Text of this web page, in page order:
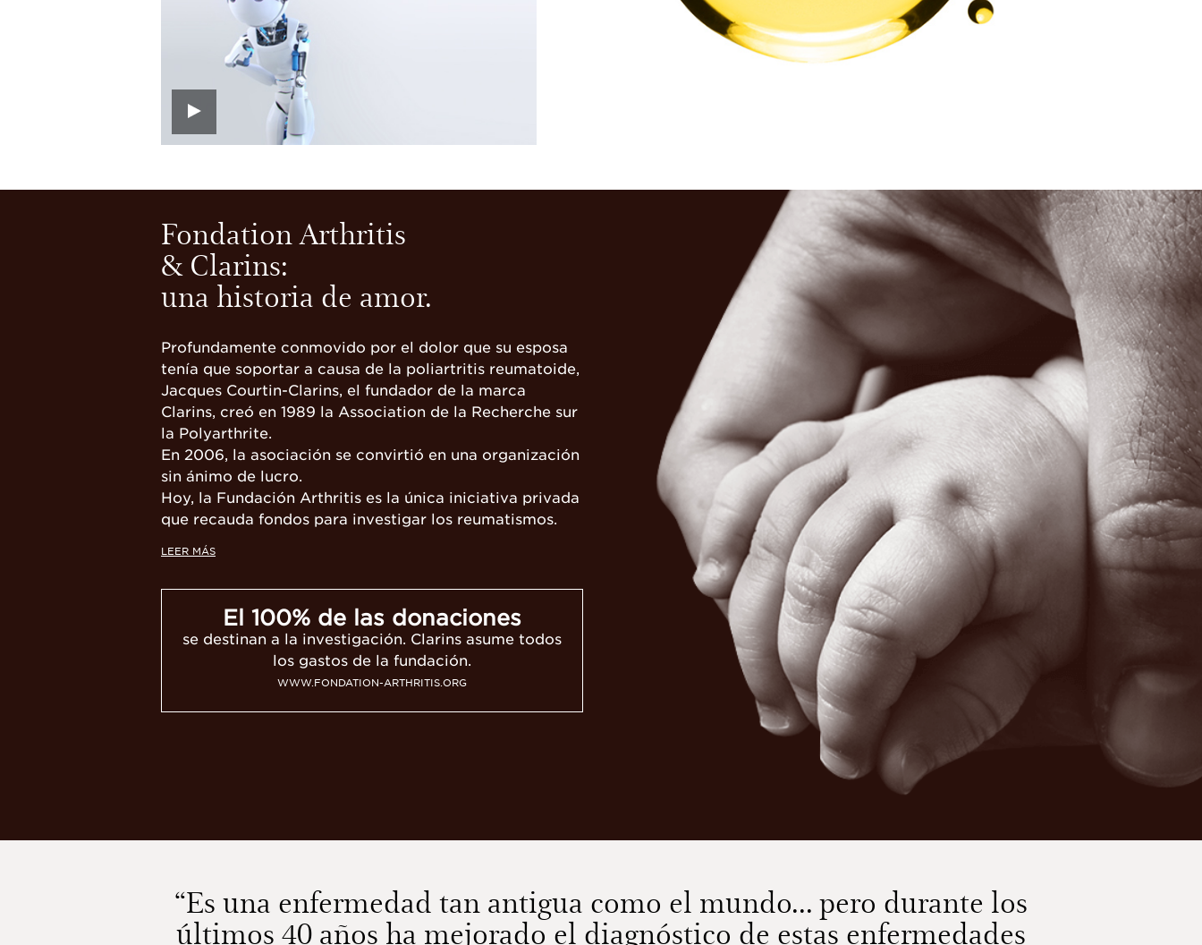
Fondation Arthritis
& Clarins:
una historia de amor.
Profundamente conmovido por el dolor que su esposa
tenía que soportar a causa de la poliartritis reumatoide,
Jacques Courtin-Clarins, el fundador de la marca
Clarins, creó en 1989 la Association de la Recherche sur
la Polyarthrite.
En 2006, la asociación se convirtió en una organización
sin ánimo de lucro.
Hoy, la Fundación Arthritis es la única iniciativa privada
que recauda fondos para investigar los reumatismos.
LEER MÁS
El 100% de las donaciones
se destinan a la investigación. Clarins asume todos
los gastos de la fundación.
WWW.FONDATION-ARTHRITIS.ORG
“Es una enfermedad tan antigua como el mundo... pero durante los
últimos 40 años ha mejorado el diagnóstico de estas enfermedades